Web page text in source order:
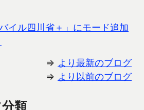
イル四川省＋」にモード追加
⇒ より最新のブログ
⇒ より以前のブログ
類